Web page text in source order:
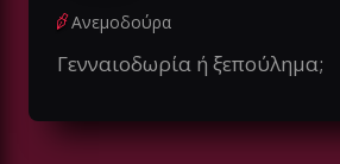
Ανεμοδούρα
Γενναιοδωρία ή ξεπούλημα;